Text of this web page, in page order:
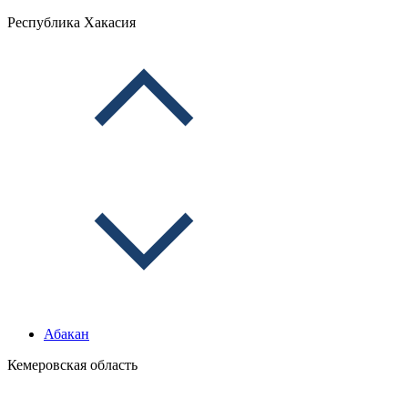
Республика Хакасия
Абакан
Кемеровская область